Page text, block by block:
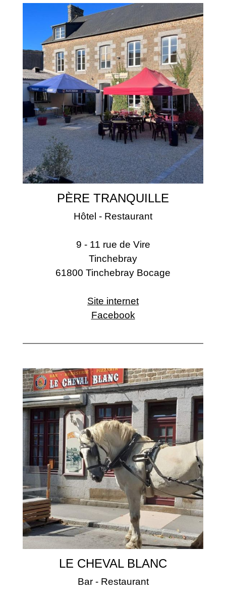
PÈRE TRANQUILLE
Hôtel - Restaurant
9 - 11 rue de Vire
Tinchebray
61800 Tinchebray Bocage
Site internet
Facebook
LE CHEVAL BLANC
Bar - Restaurant